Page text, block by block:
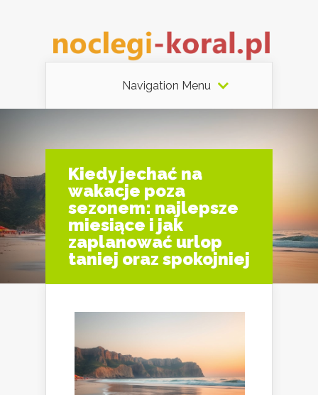
Navigation Menu
Kiedy jechać na
wakacje poza
sezonem: najlepsze
miesiące i jak
zaplanować urlop
taniej oraz spokojniej